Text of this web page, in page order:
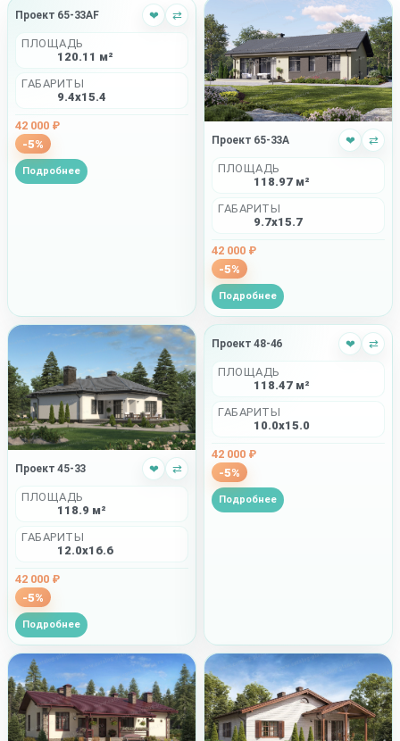
Проект 65-33AF ❤ ⇄
ПЛОЩАДЬ
120.11 м²
ГАБАРИТЫ
9.4x15.4
42 000 ₽
-5%
Подробнее
Проект 65-33A ❤ ⇄
ПЛОЩАДЬ
118.97 м²
ГАБАРИТЫ
9.7x15.7
42 000 ₽
-5%
Подробнее
Проект 45-33 ❤ ⇄
ПЛОЩАДЬ
118.9 м²
ГАБАРИТЫ
12.0x16.6
42 000 ₽
-5%
Подробнее
Проект 48-46 ❤ ⇄
ПЛОЩАДЬ
118.47 м²
ГАБАРИТЫ
10.0x15.0
42 000 ₽
-5%
Подробнее